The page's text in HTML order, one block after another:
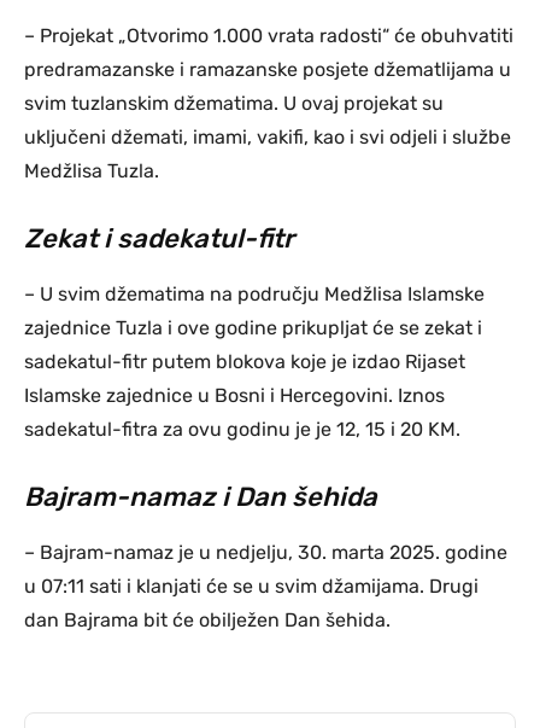
– Projekat „Otvorimo 1.000 vrata radosti“ će obuhvatiti
predramazanske i ramazanske posjete džematlijama u
svim tuzlanskim džematima. U ovaj projekat su
uključeni džemati, imami, vakifi, kao i svi odjeli i službe
Medžlisa Tuzla.
Zekat i sadekatul-fitr
– U svim džematima na području Medžlisa Islamske
zajednice Tuzla i ove godine prikupljat će se zekat i
sadekatul-fitr putem blokova koje je izdao Rijaset
Islamske zajednice u Bosni i Hercegovini. Iznos
sadekatul-fitra za ovu godinu je je 12, 15 i 20 KM.
Bajram-namaz i Dan šehida
– Bajram-namaz je u nedjelju, 30. marta 2025. godine
u 07:11 sati i klanjati će se u svim džamijama. Drugi
dan Bajrama bit će obilježen Dan šehida.